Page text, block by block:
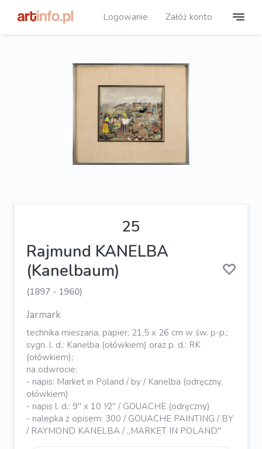
Logowanie Załóż konto
25
Rajmund KANELBA
(Kanelbaum)
(1897 - 1960)
Jarmark
technika mieszana, papier; 21,5 x 26 cm w św. p-p.;
sygn. l. d.: Kanelba (ołówkiem) oraz p. d.: RK
(ołówkiem);
na odwrocie:
- napis: Market in Poland / by / Kanelba (odręczny,
ołówkiem)
- napis l. d.: 9" x 10 ⅟2" / GOUACHE (odręczny)
- nalepka z opisem: 300 / GOUACHE PAINTING / BY
/ RAYMOND KANELBA / „MARKET IN POLAND"